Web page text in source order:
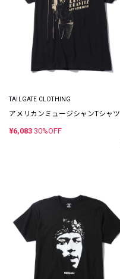
TAILGATE CLOTHING
アメリカンミュージシャンTシャツ
¥6,083 30%OFF